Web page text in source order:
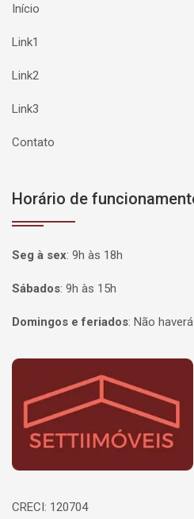
Início
Link1
Link2
Link3
Contato
Horário de
Seg à sex: 9h às 18h
Sábados: 9h às 15h
Domingos e feriados: Não
Página inicial
CRECI: 120704